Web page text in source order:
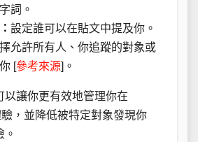
詞。
設定誰可以在貼文中提及你。
允許所有人、你追蹤的對象或
[參考來源]。
以讓你更有效地管理你在
，並降低被特定對象發現你